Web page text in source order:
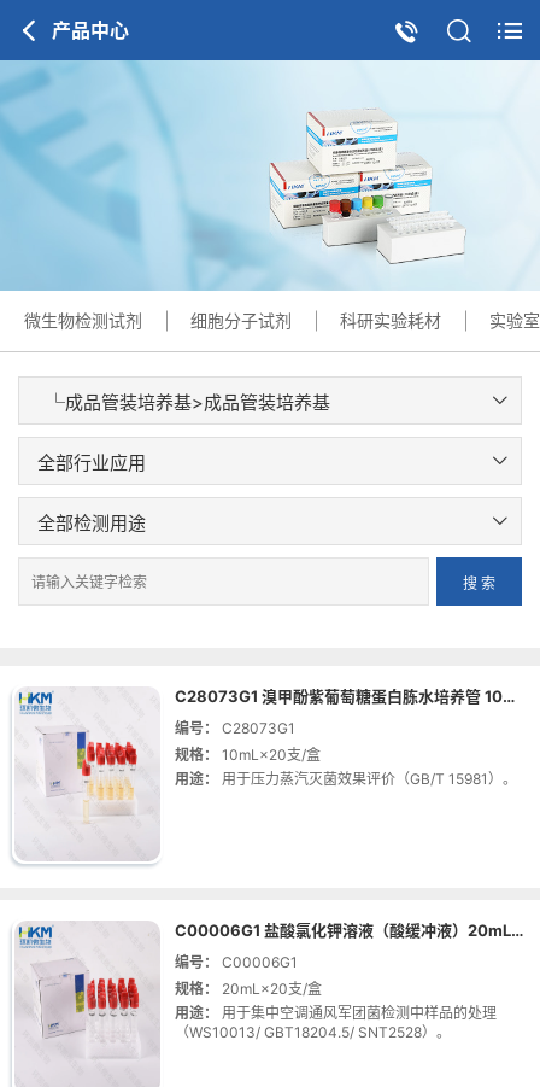
产品中心
微生物检测试剂 细胞分子试剂 科研实验耗材 实验
C28073G1 溴甲酚紫葡萄糖蛋白胨水培养管 10mL×20支
编号：
C28073G1
规格：
10mL×20支/盒
用途：
用于压力蒸汽灭菌效果评价（GB/T 15981）。
C00006G1 盐酸氯化钾溶液（酸缓冲液）20mL×20支
编号：
C00006G1
规格：
20mL×20支/盒
用途：
用于集中空调通风军团菌检测中样品的处理
（WS10013/ GBT18204.5/ SNT2528）。